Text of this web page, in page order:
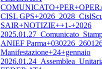
CISL
SAIR+NOTIZIE++1-+2026
ANIEF
Manifestazione+24+gennaio